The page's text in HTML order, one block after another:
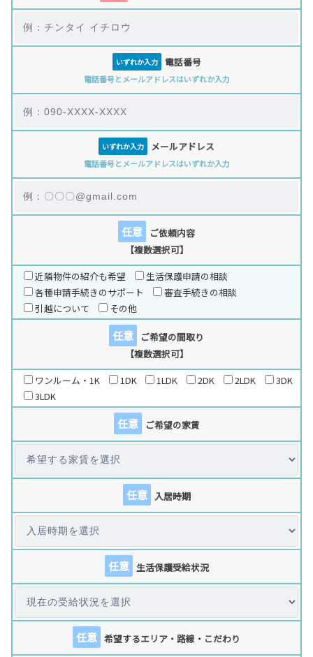
いずれか入力 電話番号
電話番号とメールアドレスはいずれか入力
いずれか入力 メールアドレス
電話番号とメールアドレスはいずれか入力
任意
ご依頼内容
【複数選択可】
近隣物件の紹介も希望
生活保護申請の相談
各種申請手続きのサポート
審査手続きの相談
引越について
その他
任意
ご希望の間取り
【複数選択可】
ワンルーム・1K
1DK 1LDK 2DK 2LDK
3DK
3LDK
任意 ご希望の家賃
任意 入居時期
任意 生活保護受給状況
任意 希望するエリア・路線・こだわり